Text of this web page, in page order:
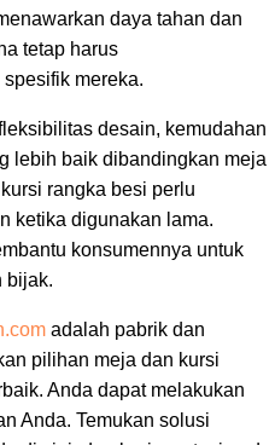
daya tahan dan
tetap harus
mereka.
desain, kemudahan
lebih baik dibandingkan meja
rangka besi perlu
ketika digunakan lama.
konsumennya untuk
bijak.
adalah pabrik dan
pilihan meja dan kursi
Anda dapat melakukan
Anda. Temukan solusi